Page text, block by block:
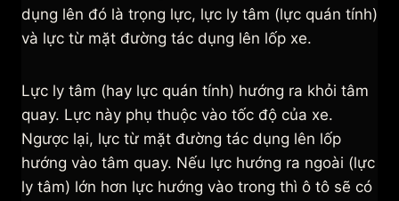
dụng lên đó là trọng lực, lực ly tâm (lực quán tính)
và lực từ mặt đường tác dụng lên lốp xe.
Lực ly tâm (hay lực quán tính) hướng ra khỏi tâm
quay. Lực này phụ thuộc vào tốc độ của xe.
Ngược lại, lực từ mặt đường tác dụng lên lốp
hướng vào tâm quay. Nếu lực hướng ra ngoài (lực
ly tâm) lớn hơn lực hướng vào trong thì ô tô sẽ có